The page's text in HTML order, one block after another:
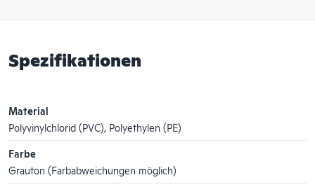
Spezifikationen
Material
Polyvinylchlorid (PVC), Polyethylen (PE)
Farbe
Grauton (Farbabweichungen möglich)